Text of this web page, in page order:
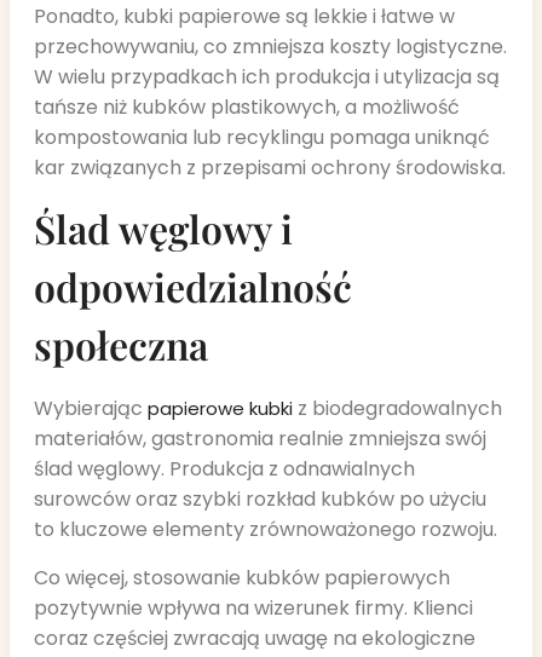
Ponadto, kubki papierowe są lekkie i łatwe w
przechowywaniu, co zmniejsza koszty logistyczne.
W wielu przypadkach ich produkcja i utylizacja są
tańsze niż kubków plastikowych, a możliwość
kompostowania lub recyklingu pomaga uniknąć
kar związanych z przepisami ochrony środowiska.
Ślad węglowy i
odpowiedzialność
społeczna
Wybierając papierowe kubki z biodegradowalnych
materiałów, gastronomia realnie zmniejsza swój
ślad węglowy. Produkcja z odnawialnych
surowców oraz szybki rozkład kubków po użyciu
to kluczowe elementy zrównoważonego rozwoju.
Co więcej, stosowanie kubków papierowych
pozytywnie wpływa na wizerunek firmy. Klienci
coraz częściej zwracają uwagę na ekologiczne